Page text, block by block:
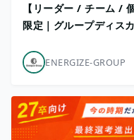
【リーダー / チーム /
限定｜グループディス
ENERGIZE-GROUP